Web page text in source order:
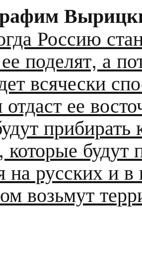
Россию
поделят, а
всячески
отдаст ее
будут
на русских и
возьмут